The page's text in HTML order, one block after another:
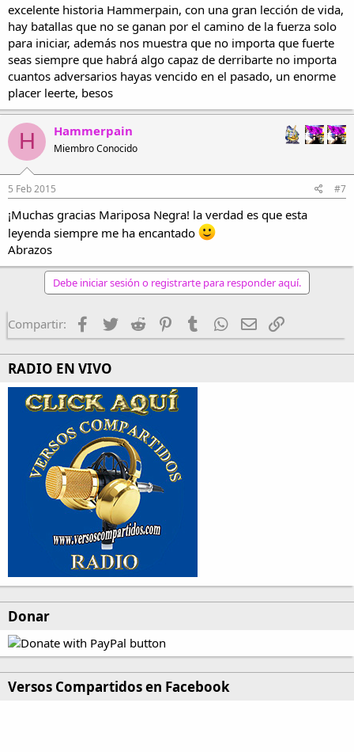
excelente historia Hammerpain, con una gran lección de vida,
hay batallas que no se ganan por el camino de la fuerza solo
para iniciar, además nos muestra que no importa que fuerte
seas siempre que habrá algo capaz de derribarte no importa
cuantos adversarios hayas vencido en el pasado, un enorme
placer leerte, besos
H Hammerpain
Miembro Conocido
5 Feb 2015 #7
¡Muchas gracias Mariposa Negra! la verdad es que esta
leyenda siempre me ha encantado
Abrazos
Debe iniciar sesión o registrarte para responder aquí.
Compartir: Facebook
TwitterReddit PinterestTumblrWhatsApp
EmailEnlace
RADIO EN VIVO
Donar
Versos Compartidos en Facebook